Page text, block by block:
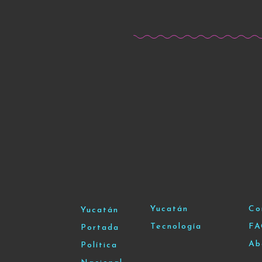
Yucatán
Portada
Política
Yucatán
Tecnología